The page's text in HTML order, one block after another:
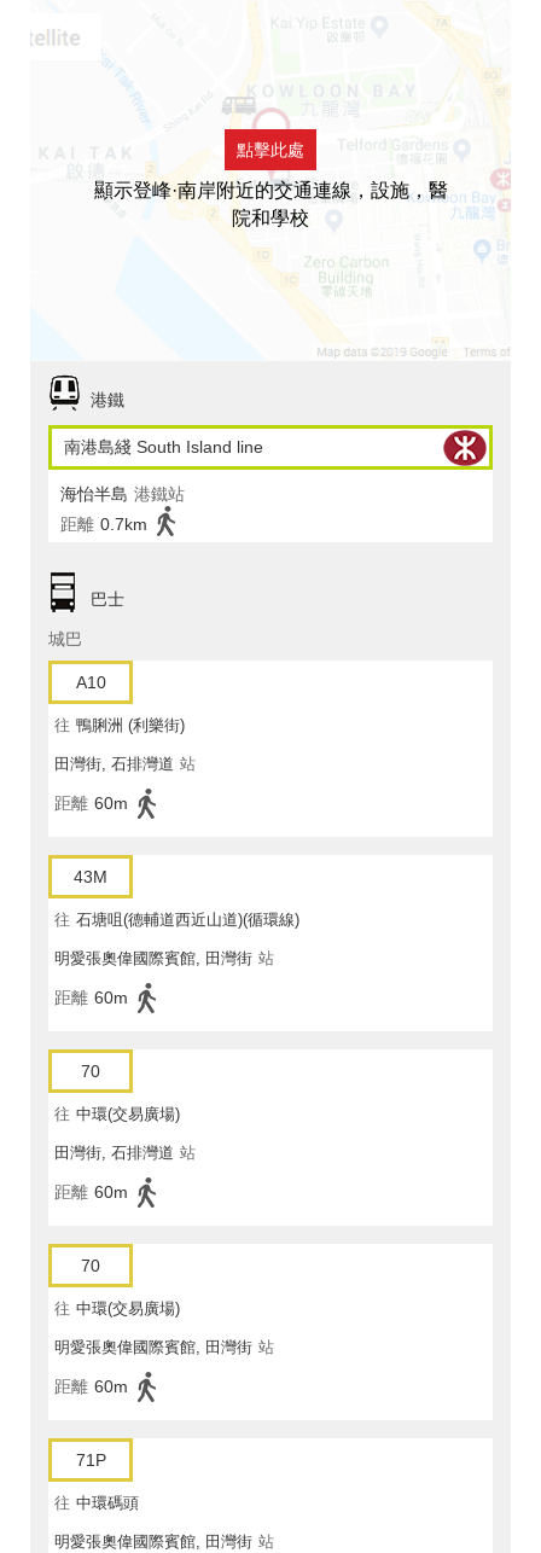
點擊此處
顯示登峰·南岸附近的交通連線，設施，醫
院和學校
港鐵
南港島綫 South Island line
海怡半島 港鐵站
距離 0.7km
巴士
城巴
A10
往 鴨脷洲 (利樂街)
田灣街, 石排灣道 站
距離 60m
43M
往 石塘咀(德輔道西近山道)(循環線)
明愛張奧偉國際賓館, 田灣街 站
距離 60m
70
往 中環(交易廣場)
田灣街, 石排灣道 站
距離 60m
70
往 中環(交易廣場)
明愛張奧偉國際賓館, 田灣街 站
距離 60m
71P
往 中環碼頭
明愛張奧偉國際賓館, 田灣街 站